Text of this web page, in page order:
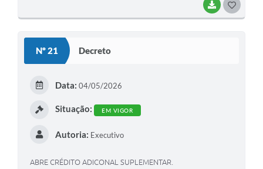
BAIXAR
Nº 21 Decreto
Data: 04/05/2026
Situação: EM VIGOR
Autoria: Executivo
ABRE CRÉDITO ADICONAL SUPLEMENTAR.